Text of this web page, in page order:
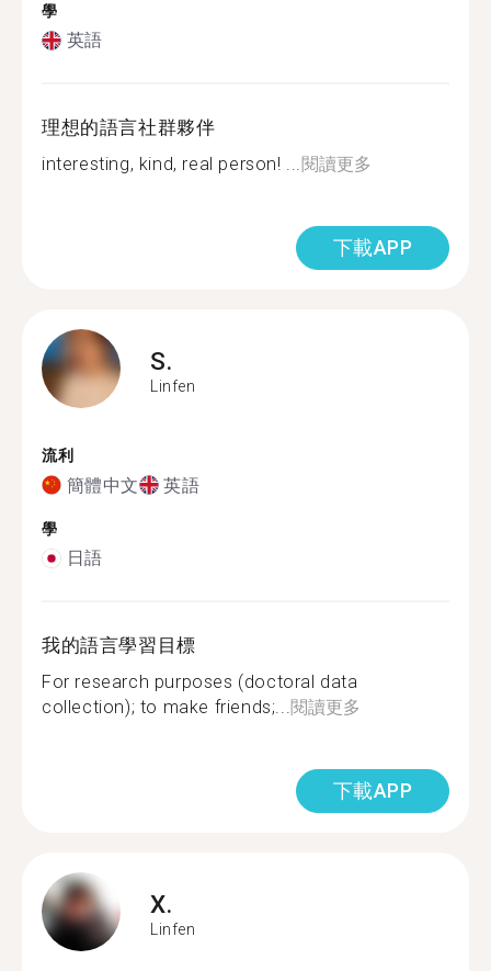
學
英語
理想的語言社群夥伴
interesting, kind, real person! ...閱讀更多
下載APP
S.
Linfen
流利
簡體中文 英語
學
日語
我的語言學習目標
For research purposes (doctoral data
collection); to make friends;...閱讀更多
下載APP
X.
Linfen